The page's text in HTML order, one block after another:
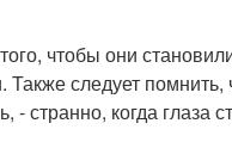
чтобы они
следует помнить,
странно, когда глаза